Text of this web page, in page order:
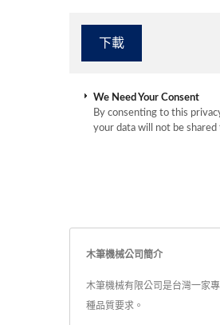
We Need Your Consent
By consenting to this
your data will not be
木筆機械公司簡介
木筆機械有限公司是台灣一家
種品質要求。